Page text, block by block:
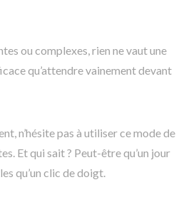
ou complexes, rien ne vaut une
qu’attendre vainement devant
n’hésite pas à utiliser ce mode de
Et qui sait ? Peut-être qu’un jour
qu’un clic de doigt.